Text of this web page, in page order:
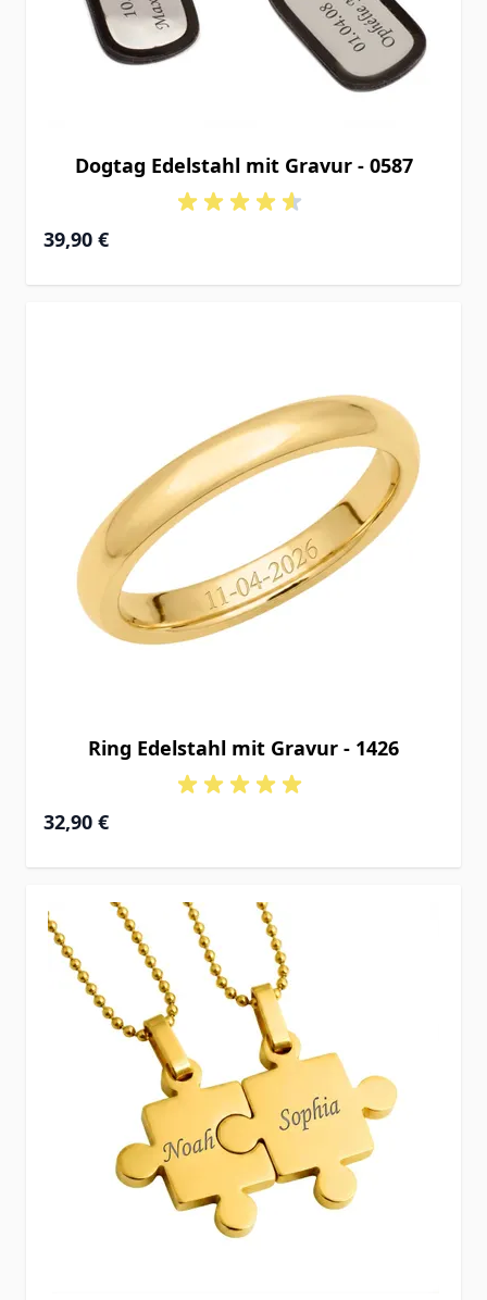
Dogtag Edelstahl mit Gravur - 0587
39,90 €
Ring Edelstahl mit Gravur - 1426
32,90 €